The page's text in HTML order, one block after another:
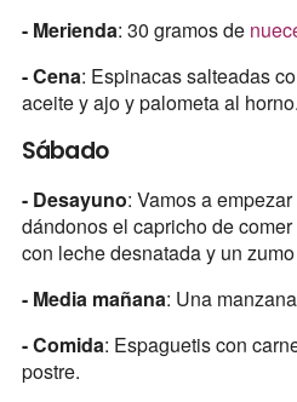
- Merienda: 30 gramos de
- Cena: Espinacas salteadas
aceite y ajo y palometa al
Sábado
- Desayuno: Vamos a
dándonos el capricho de
con leche desnatada y un
- Media mañana: Una
- Comida: Espaguetis con
postre.